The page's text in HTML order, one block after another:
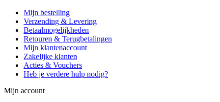
Mijn bestelling
Verzending & Levering
Betaalmogelijkheden
Retouren & Terugbetalingen
Mijn klantenaccount
Zakelijke klanten
Acties & Vouchers
Heb je verdere hulp nodig?
Mijn account